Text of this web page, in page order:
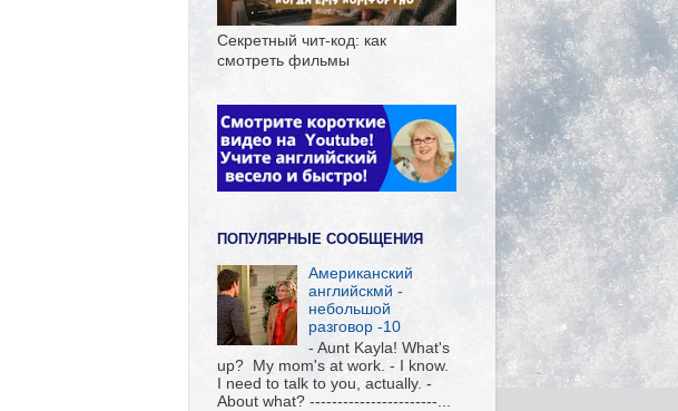
Секретный чит-код: как
смотреть фильмы
ПОПУЛЯРНЫЕ СООБЩЕНИЯ
Американский
английскмй -
небольшой
разговор -10
- Aunt Kayla! What's
up? My mom's at work. - I know.
I need to talk to you, actually. -
About what? -----------------------...